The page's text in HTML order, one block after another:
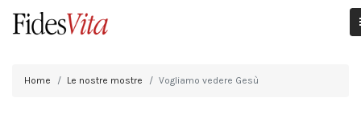
Home Le nostre mostre Vogliamo vedere Gesù